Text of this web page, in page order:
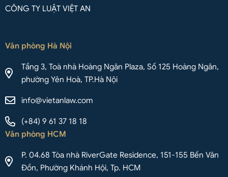
CÔNG TY LUẬT VIỆT AN
Văn phòng Hà Nội
Tầng 3, Toà nhà Hoàng Ngân Plaza, Số 125 Hoàng Ngân,
phường Yên Hoà, TP.Hà Nội
info@vietanlaw.com
(+84) 9 61 37 18 18
Văn phòng HCM
P. 04.68 Tòa nhà RiverGate Residence, 151-155 Bến Vân
Đồn, Phường Khánh Hội, Tp. HCM